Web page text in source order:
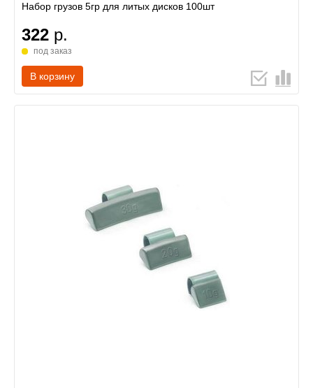
Набор грузов 5гр для литых дисков 100шт
322 р.
под заказ
В корзину